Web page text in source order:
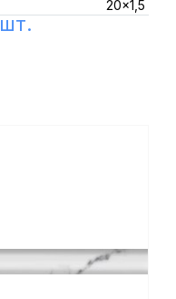
20x1,5